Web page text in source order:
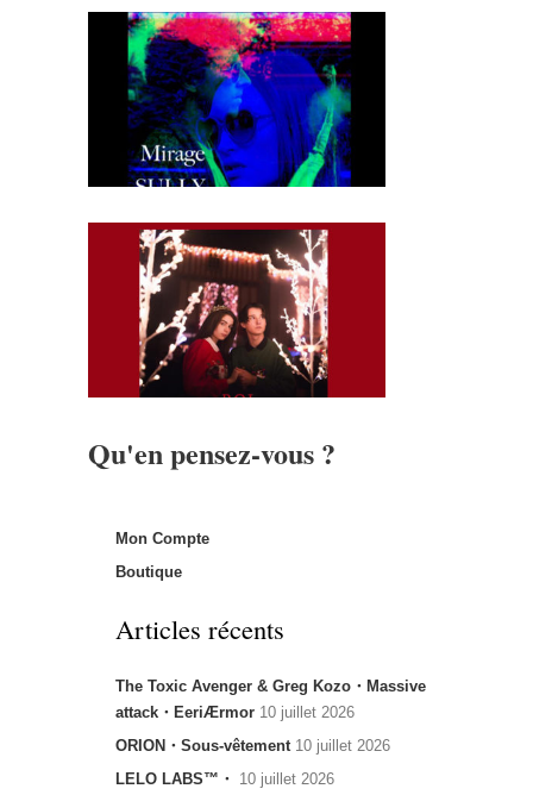
Qu'en pensez-vous ?
Mon Compte
Boutique
Articles récents
The Toxic Avenger & Greg Kozo・Massive
attack・EeriÆrmor 10 juillet 2026
ORION・Sous-vêtement 10 juillet 2026
LELO LABS™・ 10 juillet 2026